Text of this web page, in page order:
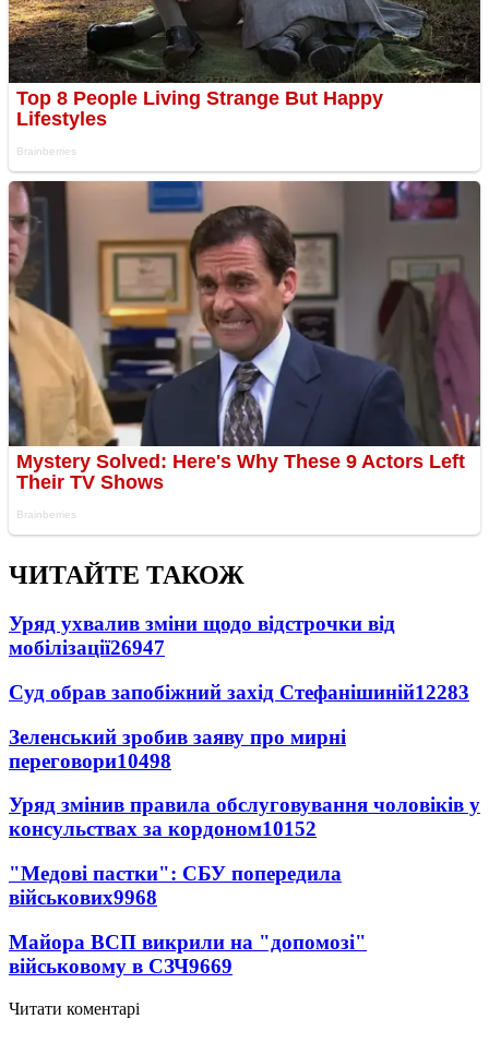
ЧИТАЙТЕ ТАКОЖ
Уряд ухвалив зміни щодо відстрочки від
мобілізації26947
Суд обрав запобіжний захід Стефанішиній12283
Зеленський зробив заяву про мирні
переговори10498
Уряд змінив правила обслуговування чоловіків у
консульствах за кордоном10152
"Медові пастки": СБУ попередила
військових9968
Майора ВСП викрили на "допомозі"
військовому в СЗЧ9669
Читати коментарі